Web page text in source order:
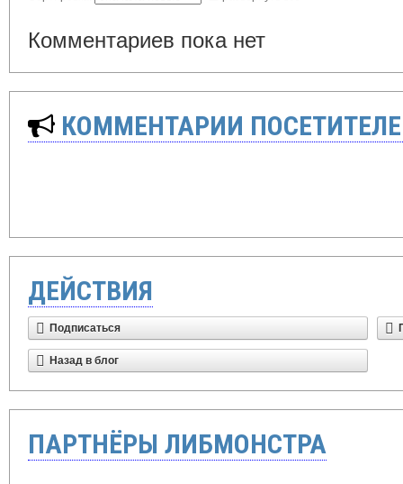
Комментариев пока нет
КОММЕНТАРИИ
ДЕЙСТВИЯ
Подписаться
Назад в блог
ПАРТНЁРЫ ЛИБМОНСТРА